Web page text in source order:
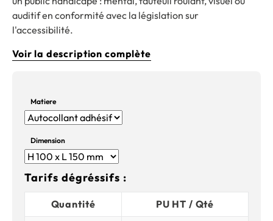
auditif en conformité avec la législation sur
l'accessibilité.
Voir la description complète
Matiere
Dimension
Tarifs dégréssifs :
Quantité
PU HT / Qté